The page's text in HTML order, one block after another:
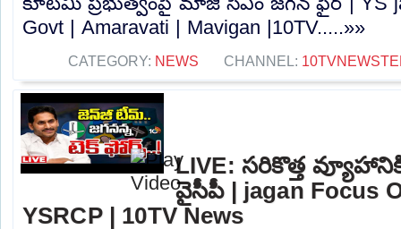
Govt | Amaravati | Mavigan |10TV.....»»
CATEGORY: NEWS CHANNEL:
LIVE: సరికొత్త
వైసీపీ | jagan Focus
YSRCP | 10TV News